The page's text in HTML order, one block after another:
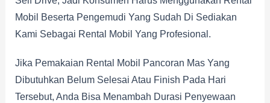
Mobil Beserta Pengemudi Yang Sudah Di Sediakan
Kami Sebagai Rental Mobil Yang Profesional.
Jika Pemakaian Rental Mobil Pancoran Mas Yang
Dibutuhkan Belum Selesai Atau Finish Pada Hari
Tersebut, Anda Bisa Menambah Durasi Penyewaan